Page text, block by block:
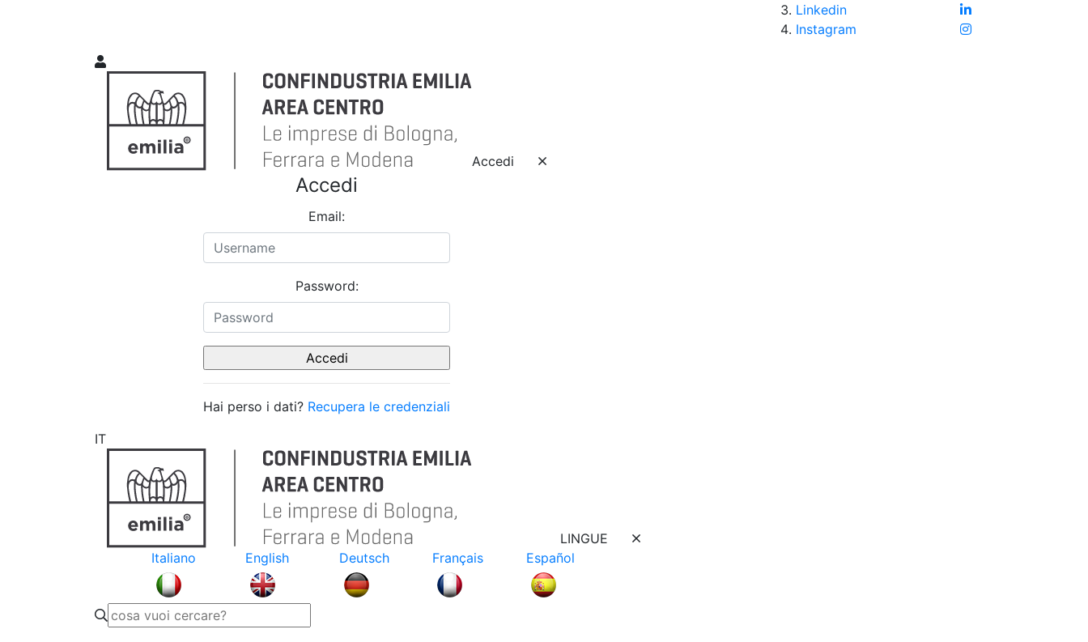
Linkedin
Instagram
Accedi
Accedi
Email:
Password:
Hai perso i dati? Recupera le credenziali
IT
LINGUE
Italiano
English Deutsch Français Español